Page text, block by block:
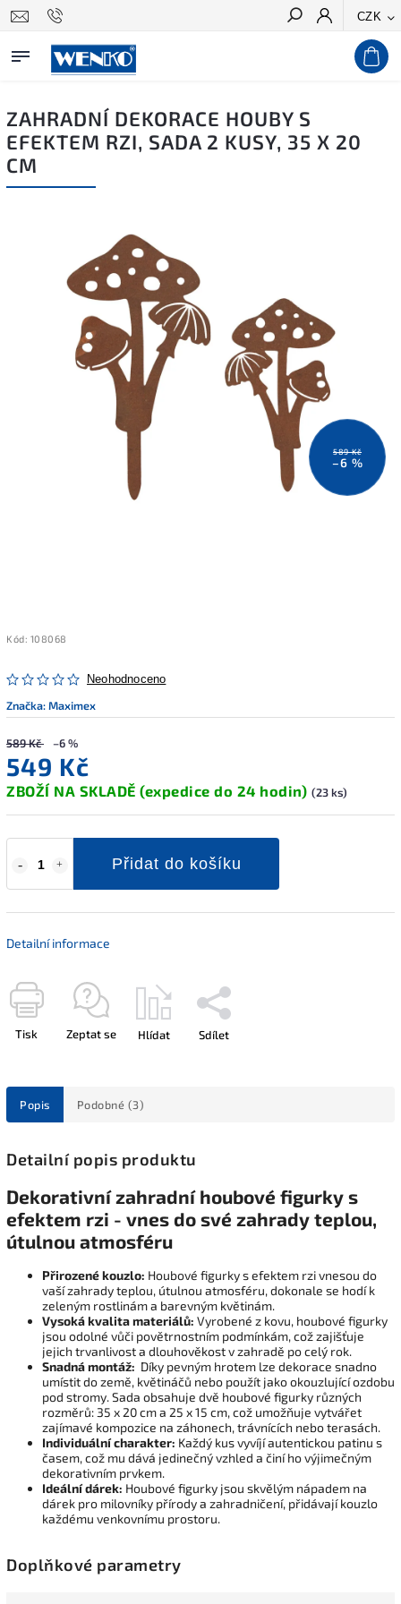
CZK
Hledat
ZAHRADNÍ DEKORACE HOUBY S
EFEKTEM RZI, SADA 2 KUSY, 35 X 20
CM
589 Kč
–6 %
Kód: 108068
Neohodnoceno
Značka:Maximex
589 Kč –6 %
549 Kč
ZBOŽÍ NA SKLADĚ (expedice do 24 hodin) (23 ks)
Přidat do košíku
Detailní informace
Tisk Zeptat se Hlídat Sdílet
Popis Podobné (3)
Detailní popis produktu
Dekorativní zahradní houbové figurky s
efektem rzi - vnes do své zahrady teplou,
útulnou atmosféru
Přirozené kouzlo: Houbové figurky s efektem rzi vnesou do
vaší zahrady teplou, útulnou atmosféru, dokonale se hodí k
zeleným rostlinám a barevným květinám.
Vysoká kvalita materiálů: Vyrobené z kovu, houbové figurky
jsou odolné vůči povětrnostním podmínkám, což zajišťuje
jejich trvanlivost a dlouhověkost v zahradě po celý rok.
Snadná montáž: Díky pevným hrotem lze dekorace snadno
umístit do země, květináčů nebo použít jako okouzlující ozdobu
pod stromy. Sada obsahuje dvě houbové figurky různých
rozměrů: 35 x 20 cm a 25 x 15 cm, což umožňuje vytvářet
zajímavé kompozice na záhonech, trávnících nebo terasách.
Individuální charakter: Každý kus vyvíjí autentickou patinu s
časem, což mu dává jedinečný vzhled a činí ho výjimečným
dekorativním prvkem.
Ideální dárek: Houbové figurky jsou skvělým nápadem na
dárek pro milovníky přírody a zahradničení, přidávají kouzlo
každému venkovnímu prostoru.
Doplňkové parametry